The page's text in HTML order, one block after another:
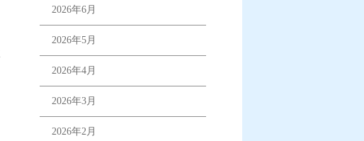
2026年6月
2026年5月
2026年4月
2026年3月
2026年2月